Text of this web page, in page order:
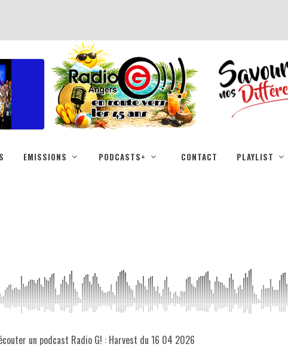
EMISSIONS PODCASTS+ CONTACT PLAYLIST
un podcast Radio G! : Harvest du 16 04 2026